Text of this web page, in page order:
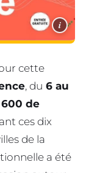
i
cette
, du 6 au
600 de
ces dix
de la
a été